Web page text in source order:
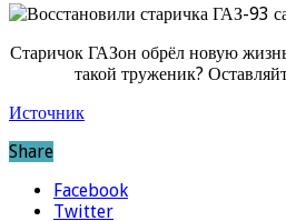
Старичок ГАЗон обрёл новую
такой труженик?
Источник
Share
Facebook
Twitter